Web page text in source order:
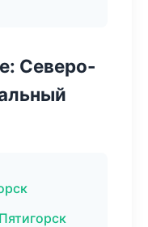
Северо-